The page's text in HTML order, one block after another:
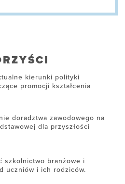
kierunki polityki
promocji kształcenia
doradztwa zawodowego na
dla przyszłości
szkolnictwo branżowe i
uczniów i ich rodziców.